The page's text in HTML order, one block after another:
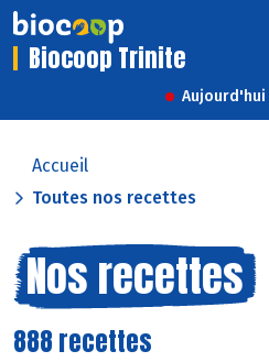
Biocoop Trinite
Accueil
Toutes nos recettes
Nos recettes
888 recettes